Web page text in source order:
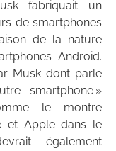
fabriquait un
de smartphones
de la nature
Android.
Musk dont parle
smartphone »
le montre
et Apple dans le
également